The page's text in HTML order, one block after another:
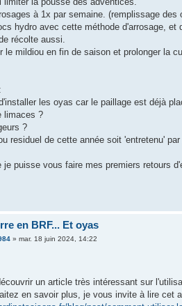
à 1x par semaine. (remplissage des
hydro avec cette méthode d'arrosage,
récolte aussi.
le mildiou en fin de saison et prolonger la
les oyas car le paillage est déjà
limaces ?
?
residuel de cette année soit 'entretenu'
je puisse vous faire mes premiers retours
en BRF... Et oyas
» mar. 18 juin 2024, 14:22
un article très intéressant sur
en savoir plus, je vous invite à lire cet